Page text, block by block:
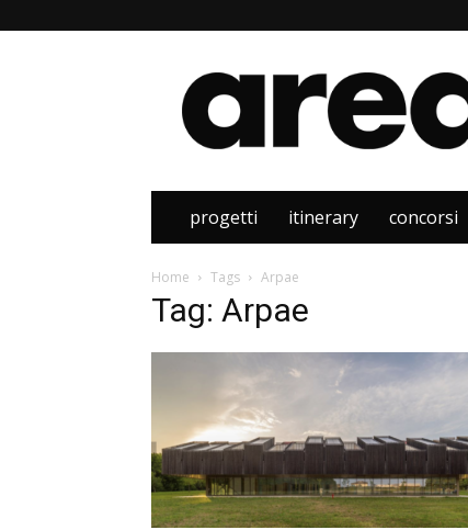
Area
progetti itinerary concorsi
Home Tags Arpae
Tag: Arpae